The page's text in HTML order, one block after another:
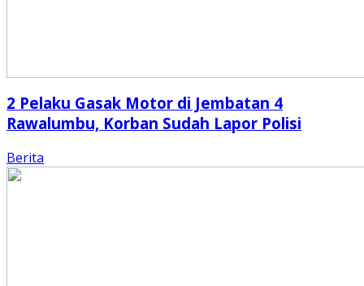
2 Pelaku Gasak Motor di Jembatan 4
Rawalumbu, Korban Sudah Lapor Polisi
Berita